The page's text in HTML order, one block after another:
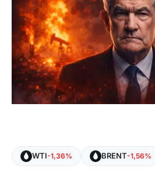
WTI-1,36% BRENT-1,56%